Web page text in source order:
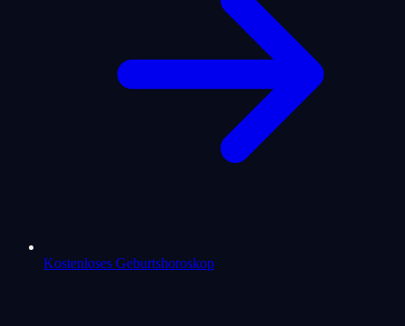
Kostenloses Geburtshoroskop